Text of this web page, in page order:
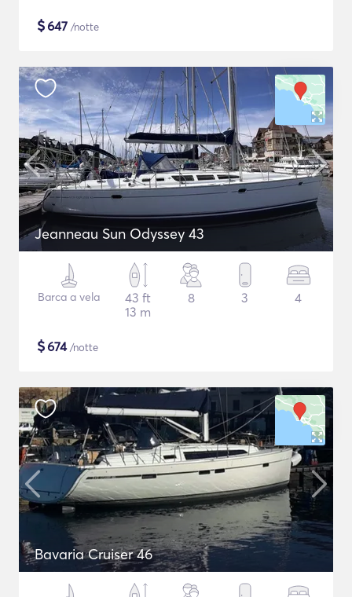
$647 /notte
Jeanneau Sun Odyssey 43
Barca a vela
43 ft
13 m
8 3 4
$674/notte
Bavaria Cruiser 46